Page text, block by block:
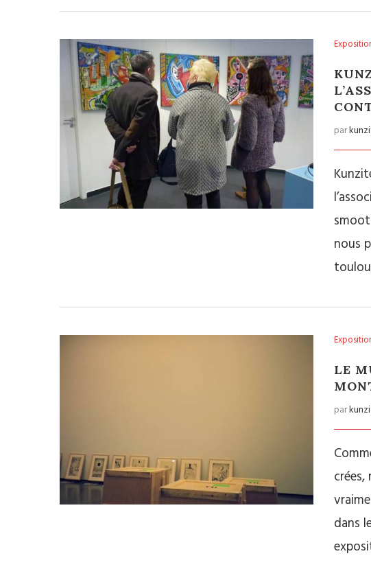
par
nous
LE
par
crées,
dans